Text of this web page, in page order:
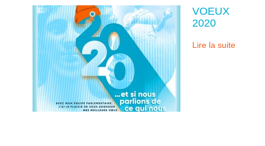
VOEUX
2020
Lire la suite